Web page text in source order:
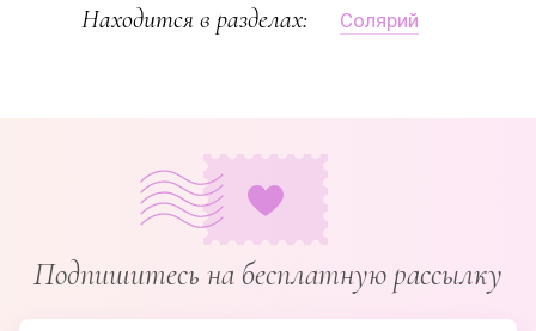
Находится в разделах: Солярий
Подпишитесь на бесплатную рассылку